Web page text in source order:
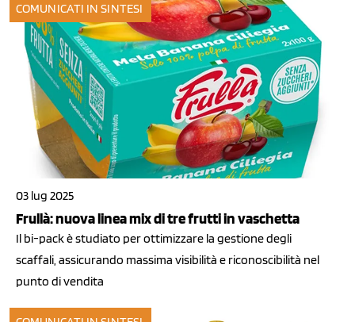
COMUNICATI IN SINTESI
03 lug 2025
Frullà: nuova linea mix di tre frutti in vaschetta
Il bi-pack è studiato per ottimizzare la gestione degli
scaffali, assicurando massima visibilità e riconoscibilità nel
punto di vendita